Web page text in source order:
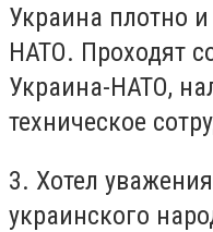
Украина плотно
НАТО. Проходят
Украина-НАТО,
техническое
3. Хотел
украинского